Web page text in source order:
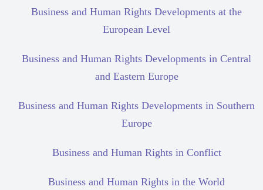
Business and Human Rights Developments at the
European Level
Business and Human Rights Developments in Central
and Eastern Europe
Business and Human Rights Developments in Southern
Europe
Business and Human Rights in Conflict
Business and Human Rights in the World